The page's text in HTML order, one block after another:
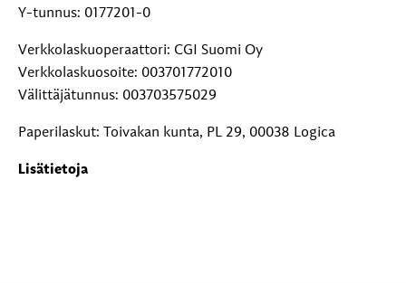
Y-tunnus: 0177201-0
Verkkolaskuoperaattori: CGI Suomi Oy
Verkkolaskuosoite: 003701772010
Välittäjätunnus: 003703575029
Paperilaskut: Toivakan kunta, PL 29, 00038 Logica
Lisätietoja